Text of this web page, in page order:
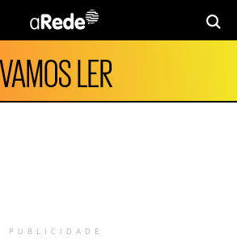
VAMOS LER
PUBLICIDADE